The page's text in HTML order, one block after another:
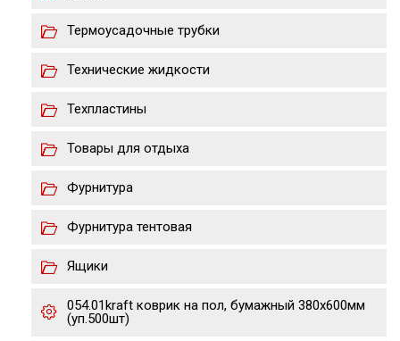
Термоусадочные трубки
Технические жидкости
Техпластины
Товары для отдыха
Фурнитура
Фурнитура тентовая
Ящики
054.01kraft коврик на пол, бумажный 380х600мм
(уп.500шт)